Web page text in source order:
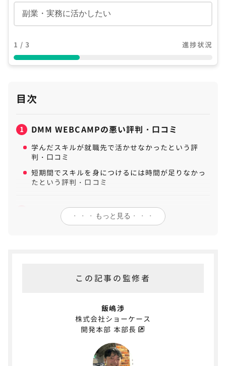
副業・実務に活かしたい
1 / 3 進捗状況
目次
1 DMM WEBCAMPの悪い評判・口コミ
学んだスキルが就職先で活かせなかったという評
判・口コミ
短期間でスキルを身につけるには時間が足りなかっ
たという評判・口コミ
DMM WEBCAMPの良い評判・口コミ
メンターにいつでも質問・相談できる環境が良かっ
株式会社エイチ・アイ・エス
株式会社クラウドワークス
・・・ もっと見る ・・・
この記事の監修者
飯嶋渉
株式会社ショーケース
開発本部 本部長